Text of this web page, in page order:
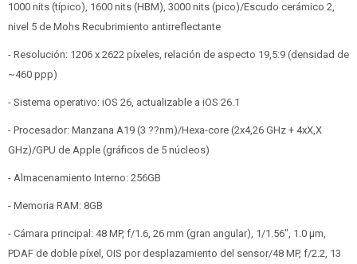
1000 nits (típico), 1600 nits (HBM), 3000 nits (pico)/Escudo cerámico 2,
nivel 5 de Mohs Recubrimiento antirreflectante
- Resolución: 1206 x 2622 píxeles, relación de aspecto 19,5:9 (densidad de
~460 ppp)
- Sistema operativo: iOS 26, actualizable a iOS 26.1
- Procesador: Manzana A19 (3 ??nm)/Hexa-core (2x4,26 GHz + 4xX,X
GHz)/GPU de Apple (gráficos de 5 núcleos)
- Almacenamiento Interno: 256GB
- Memoria RAM: 8GB
- Cámara principal: 48 MP, f/1.6, 26 mm (gran angular), 1/1.56", 1.0 µm,
PDAF de doble píxel, OIS por desplazamiento del sensor/48 MP, f/2.2, 13